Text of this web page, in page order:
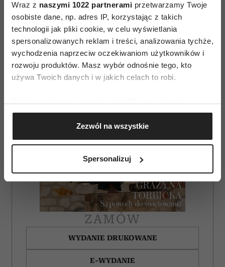
Wraz z naszymi 1022 partnerami przetwarzamy Twoje
osobiste dane, np. adres IP, korzystając z takich
technologii jak pliki cookie, w celu wyświetlania
spersonalizowanych reklam i treści, analizowania tychże,
wychodzenia naprzeciw oczekiwaniom użytkowników i
rozwoju produktów. Masz wybór odnośnie tego, kto
używa Twoich danych i w jakich celach to robi.
Gromadzić dane dotyczące Twojej lokalizacji
geograficznej z dokładnością nawet do kilku metrów
Identyfikować Twoje urządzenie, aktywnie
(fingerprinting, czyli wirtualny odcisk palca)
dane są przetwarzane oraz ustaw własne preferencje w
. W Deklaracji plików cookie możesz
zmienić lub wycofać swoją zgodę w dowolnej chwili.
Wykorzystujemy pliki cookie do spersonalizowania treści
i reklam, aby oferować funkcje społecznościowe i
analizować ruch w naszej witrynie. Informacje o tym, jak
Zezwól na wszystkie
Spersonalizuj
AUTOPROMOCJA
ZAMÓW
WYDANIE DRUKOWANE
E-WYDANIE